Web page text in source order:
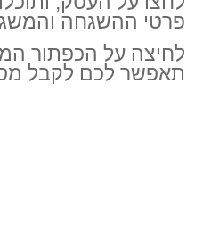
פרטי ההשגחה
לחיצה על הכפתור
תאפשר לכם לקבל